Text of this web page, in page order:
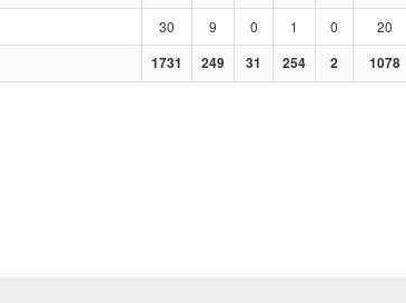
30 9 0 1 0 20
1731 249 31 254 2 1078